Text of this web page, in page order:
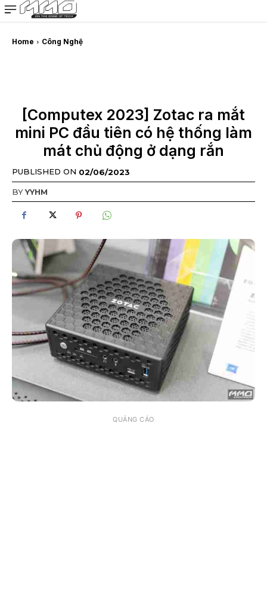
MMOSITE - Thông tin công nghệ
Bài viết nổi bật
Home Công Nghệ
[Computex 2023] Zotac ra mắt
mini PC đầu tiên có hệ thống làm
mát chủ động ở dạng rắn
PUBLISHED ON 02/06/2023
BYYYHM
QUẢNG CÁO